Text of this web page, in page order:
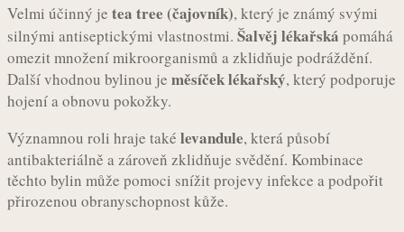
Velmi účinný je tea tree (čajovník), který je známý svými
silnými antiseptickými vlastnostmi. Šalvěj lékařská pomáhá
omezit množení mikroorganismů a zklidňuje podráždění.
Další vhodnou bylinou je měsíček lékařský, který podporuje
hojení a obnovu pokožky.
Významnou roli hraje také levandule, která působí
antibakteriálně a zároveň zklidňuje svědění. Kombinace
těchto bylin může pomoci snížit projevy infekce a podpořit
přirozenou obranyschopnost kůže.